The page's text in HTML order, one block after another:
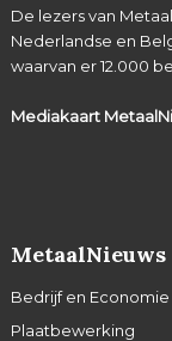
De lezers van
Nederlandse en
waarvan er 12.000
Mediakaart
MetaalNieuws
Bedrijf en Economie
Plaatbewerking